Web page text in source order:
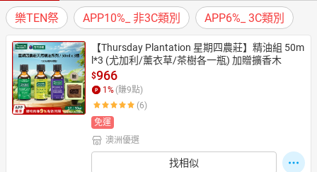
熱搜 熱門飯店推薦
熱搜 熱門飯店推薦
居家生活 3C家電 運動休閒 親子玩具
女裝 男裝
電子/紙本書
HOT
樂TEN祭 APP10%_ 非3C類別 APP6%_ 3C類別
【Thursday Plantation 星期四農莊】精油組 50m
l*3 (尤加利/薰衣草/茶樹各一瓶) 加贈擴香木
$966
1 % (賺9點)
(6)
免運
澳洲優選
找相似